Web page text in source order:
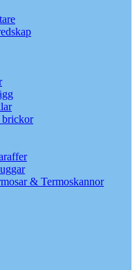
brickor
& Termoskannor